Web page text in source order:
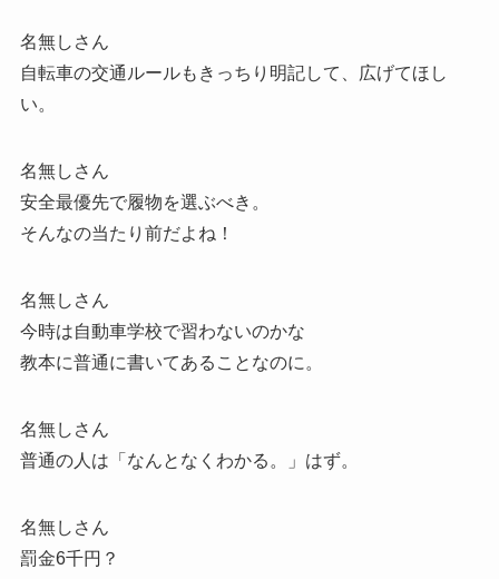
名無しさん
自転車の交通ルールもきっちり明記して、広げてほし
い。
名無しさん
安全最優先で履物を選ぶべき。
そんなの当たり前だよね！
名無しさん
今時は自動車学校で習わないのかな
教本に普通に書いてあることなのに。
名無しさん
普通の人は「なんとなくわかる。」はず。
名無しさん
罰金6千円？